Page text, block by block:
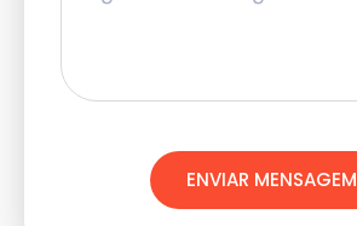
ENVIAR MENSAGEM